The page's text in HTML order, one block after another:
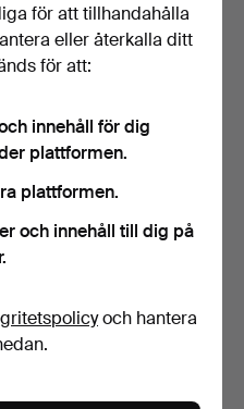
ÅKGRÄSKLIPPARE, Stiga
Villa 14 HST.
Klubbades 5 apr 2025
Bear 350 4X4.
för att tillhandahålla
eller återkalla ditt
för att:
innehåll för dig
plattformen.
plattformen.
och innehåll till dig på
och hantera